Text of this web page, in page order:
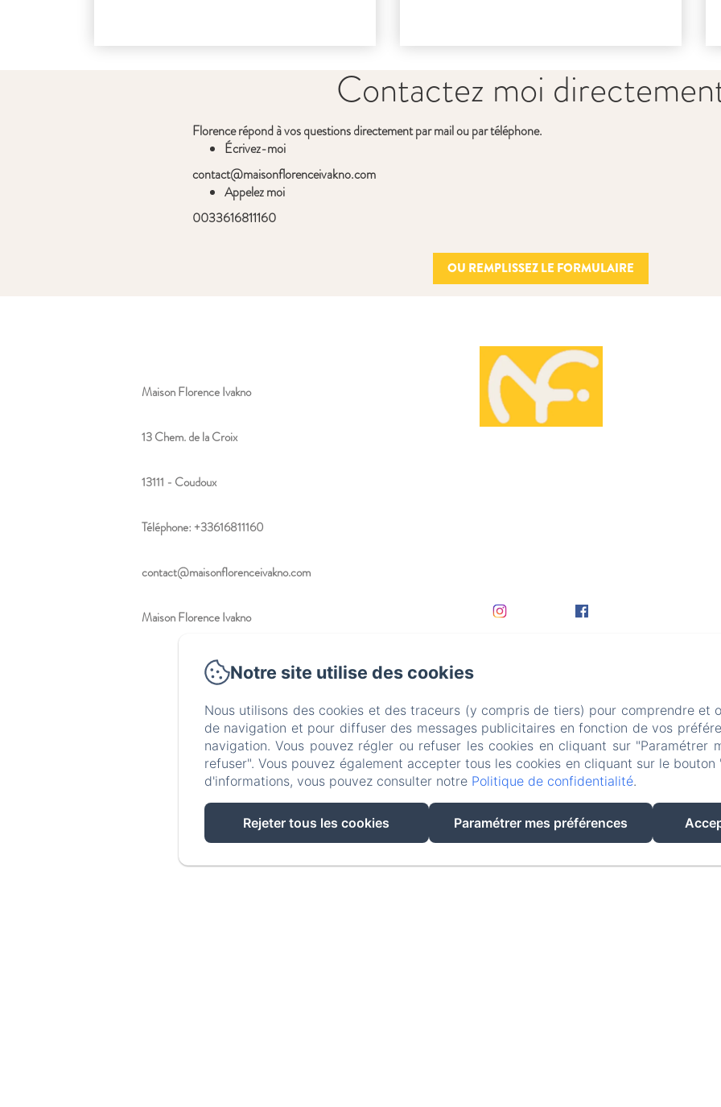
Contactez moi
Florence répond à vos questions directement par mail ou par téléphone.
Écrivez-moi
contact@maisonflorenceivakno.com
Appelez moi
0033616811160
OU REMPLISSEZ LE FORMULAIRE
Maison Florence Ivakno
13 Chem. de la Croix
13111 - Coudoux
Téléphone: +33616811160
contact@maisonflorenceivakno.com
Maison Florence Ivakno
EN
FR
Créé par Amenitiz
Notre site utilise des cookies
Nous utilisons des cookies et des traceurs (y compris de tiers) pour comprendre et
de navigation et pour diffuser des messages publicitaires en fonction de vos
navigation. Vous pouvez régler ou refuser les cookies en cliquant sur "Paramétrer
refuser". Vous pouvez également accepter tous les cookies en cliquant sur le
d'informations, vous pouvez consulter notre Politique de confidentialité.
Rejeter tous les cookies Paramétrer mes préférences